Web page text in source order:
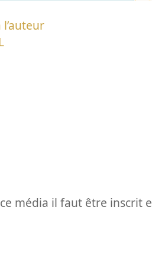
média il faut être inscrit